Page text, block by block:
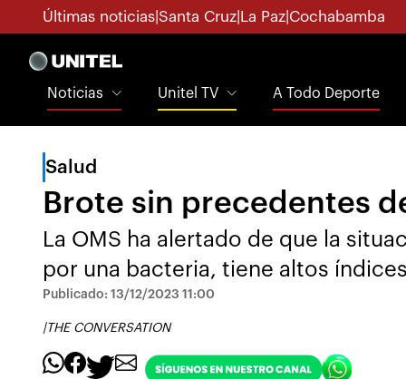
Últimas noticias Santa Cruz La Paz Cochabamba
Noticias Unitel TV A Todo Deporte
Salud
Brote sin precedentes
La OMS ha alertado de que la
por una bacteria, tiene altos
Publicado: 13/12/2023 11:00
|THE CONVERSATION